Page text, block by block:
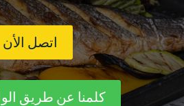
اتصل الأن
كلمنا عن طريق